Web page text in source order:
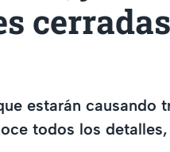
estarán causando
todos los detalles,